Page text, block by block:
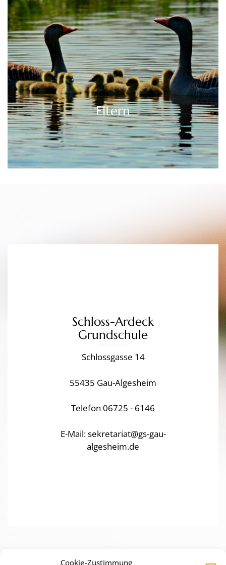
Cookie-Zustimmung
Eltern
Schloss-Ardeck
Grundschule
Schlossgasse 14
55435 Gau-Algesheim
Telefon 06725 - 6146
E-Mail: sekretariat@gs-gau-
algesheim.de